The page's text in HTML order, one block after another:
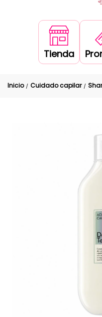
Tienda
Inicio / Cuidado capilar /